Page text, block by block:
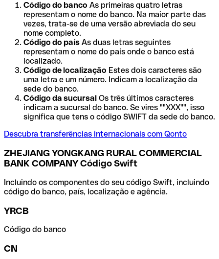
Código do banco As primeiras quatro letras
representam o nome do banco. Na maior parte das
vezes, trata-se de uma versão abreviada do seu
nome completo.
Código do país As duas letras seguintes
representam o nome do país onde o banco está
localizado.
Código de localização Estes dois caracteres são
uma letra e um número. Indicam a localização da
sede do banco.
Código da sucursal Os três últimos caracteres
indicam a sucursal do banco. Se vires ""XXX"", isso
significa que tens o código SWIFT da sede do banco.
Descubra transferências internacionais com Qonto
ZHEJIANG YONGKANG RURAL COMMERCIAL
BANK COMPANY Código Swift
Incluindo os componentes do seu código Swift, incluindo
código do banco, país, localização e agência.
YRCB
Código do banco
CN